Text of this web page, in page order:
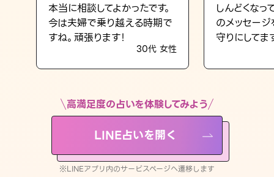
LINE占いを開く
※LINEアプリ内のサービスページへ遷移します
本当に相談してよかったです。
今は夫婦で乗り越える時期で
すね。頑張ります！
30代 女性
しんどくなっ
のメッセー
守りにしてま
高満足度の占いを体験してみよう
LINE占いを開く
※LINEアプリ内のサービスページへ遷移します